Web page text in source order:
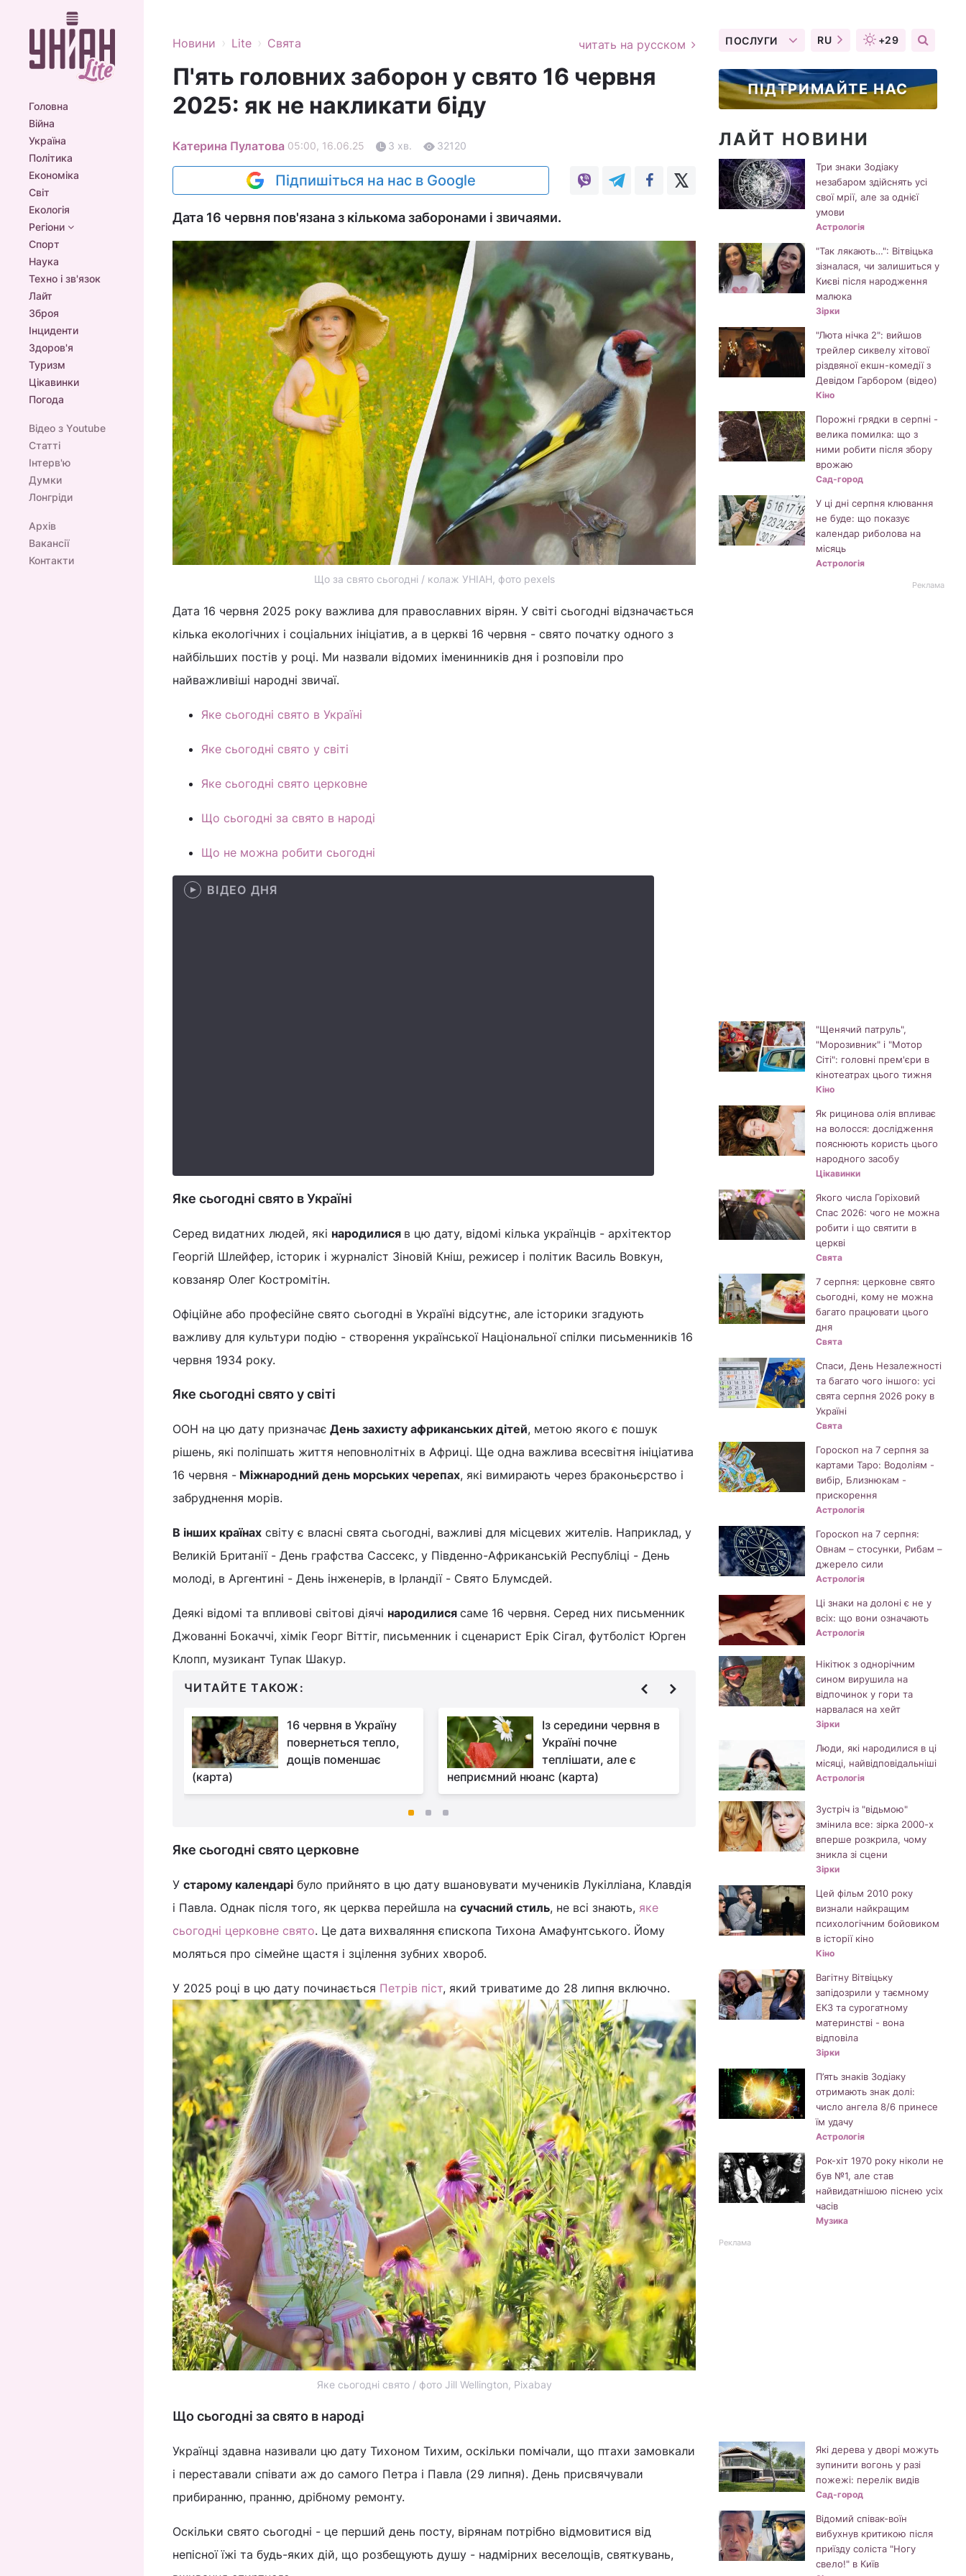
Головна
Війна
Україна
Політика
Економіка
Світ
Екологія
Регіони
Спорт
Наука
Техно і зв'язок
Лайт
Зброя
Інциденти
Здоров'я
Туризм
Цікавинки
Погода
Відео з Youtube
Статті
Інтерв'ю
Думки
Лонгріди
Архів
Вакансії
Контакти
Новини › Lite › Свята читать на русском
П'ять головних заборон у свято 16 червня
2025: як не накликати біду
Катерина Пулатова 05:00, 16.06.25 3 хв. 32120
Підпишіться на нас в Google
Дата 16 червня пов'язана з кількома заборонами і звичаями.
Що за свято сьогодні / колаж УНІАН, фото pexels
Дата 16 червня 2025 року важлива для православних вірян. У світі сьогодні відзначається
кілька екологічних і соціальних ініціатив, а в церкві 16 червня - свято початку одного з
найбільших постів у році. Ми назвали відомих іменинників дня і розповіли про
найважливіші народні звичаї.
Яке сьогодні свято в Україні
Яке сьогодні свято у світі
Яке сьогодні свято церковне
Що сьогодні за свято в народі
Що не можна робити сьогодні
ВІДЕО ДНЯ
Яке сьогодні свято в Україні
Серед видатних людей, які народилися в цю дату, відомі кілька українців - архітектор
Георгій Шлейфер, історик і журналіст Зіновій Кніш, режисер і політик Василь Вовкун,
ковзаняр Олег Костромітін.
Офіційне або професійне свято сьогодні в Україні відсутнє, але історики згадують
важливу для культури подію - створення української Національної спілки письменників 16
червня 1934 року.
Яке сьогодні свято у світі
ООН на цю дату призначає День захисту африканських дітей, метою якого є пошук
рішень, які поліпшать життя неповнолітніх в Африці. Ще одна важлива всесвітня ініціатива
16 червня - Міжнародний день морських черепах, які вимирають через браконьєрство і
забруднення морів.
В інших країнах світу є власні свята сьогодні, важливі для місцевих жителів. Наприклад, у
Великій Британії - День графства Сассекс, у Південно-Африканській Республіці - День
молоді, в Аргентині - День інженерів, в Ірландії - Свято Блумсдей.
Деякі відомі та впливові світові діячі народилися саме 16 червня. Серед них письменник
Джованні Бокаччі, хімік Георг Віттіг, письменник і сценарист Ерік Сігал, футболіст Юрген
Клопп, музикант Тупак Шакур.
ЧИТАЙТЕ ТАКОЖ:
16 червня в Україну
повернеться тепло,
дощів поменшає
(карта)
Із середини червня в
Україні почне
теплішати, але є
неприємний нюанс (карта)
Ці знаки Зодіаку
незабаром
отримають шанс
змінити життя назавжди
Яке сьогодні свято церковне
У старому календарі було прийнято в цю дату вшановувати мучеників Лукілліана, Клавдія
і Павла. Однак після того, як церква перейшла на сучасний стиль, не всі знають, яке
сьогодні церковне свято. Це дата вихваляння єпископа Тихона Амафунтського. Йому
моляться про сімейне щастя і зцілення зубних хвороб.
У 2025 році в цю дату починається Петрів піст, який триватиме до 28 липня включно.
Яке сьогодні свято / фото Jill Wellington, Pixabay
Що сьогодні за свято в народі
Українці здавна називали цю дату Тихоном Тихим, оскільки помічали, що птахи замовкали
і переставали співати аж до самого Петра і Павла (29 липня). День присвячували
прибиранню, пранню, дрібному ремонту.
Оскільки свято сьогодні - це перший день посту, вірянам потрібно відмовитися від
непісної їжі та будь-яких дій, що розбещують душу - надмірних веселощів, святкувань,
ПОСЛУГИ RU +29
ПІДТРИМАЙТЕ НАС
ЛАЙТ НОВИНИ
Три знаки Зодіаку
незабаром здійснять усі
свої мрії, але за однієї
умови
Астрологія
"Так лякають…": Вітвіцька
зізналася, чи залишиться у
Києві після народження
малюка
Зірки
"Люта нічка 2": вийшов
трейлер сиквелу хітової
різдвяної екшн-комедії з
Девідом Гарбором (відео)
Кіно
Порожні грядки в серпні -
велика помилка: що з
ними робити після збору
врожаю
Сад-город
У ці дні серпня клювання
не буде: що показує
календар риболова на
місяць
Астрологія
Реклама
"Щенячий патруль",
"Морозивник" і "Мотор
Сіті": головні прем'єри в
кінотеатрах цього тижня
Кіно
Як рицинова олія впливає
на волосся: дослідження
пояснюють користь цього
народного засобу
Цікавинки
Якого числа Горіховий
Спас 2026: чого не можна
робити і що святити в
церкві
Свята
7 серпня: церковне свято
сьогодні, кому не можна
багато працювати цього
дня
Свята
Спаси, День Незалежності
та багато чого іншого: усі
свята серпня 2026 року в
Україні
Свята
Гороскоп на 7 серпня за
картами Таро: Водоліям -
вибір, Близнюкам -
прискорення
Астрологія
Гороскоп на 7 серпня:
Овнам – стосунки, Рибам –
джерело сили
Астрологія
Ці знаки на долоні є не у
всіх: що вони означають
Астрологія
Нікітюк з однорічним
сином вирушила на
відпочинок у гори та
нарвалася на хейт
Зірки
Люди, які народилися в ці
місяці, найвідповідальніші
Астрологія
Зустріч із "відьмою"
змінила все: зірка 2000-х
вперше розкрила, чому
зникла зі сцени
Зірки
Цей фільм 2010 року
визнали найкращим
психологічним бойовиком
в історії кіно
Кіно
Вагітну Вітвіцьку
запідозрили у таємному
ЕКЗ та сурогатному
материнстві - вона
відповіла
Зірки
П’ять знаків Зодіаку
отримають знак долі:
число ангела 8/6 принесе
їм удачу
Астрологія
Рок-хіт 1970 року ніколи не
був №1, але став
найвидатнішою піснею усіх
часів
Музика
Реклама
Які дерева у дворі можуть
зупинити вогонь у разі
пожежі: перелік видів
Сад-город
Відомий співак-воїн
вибухнув критикою після
приїзду соліста "Ногу
свело!" в Київ